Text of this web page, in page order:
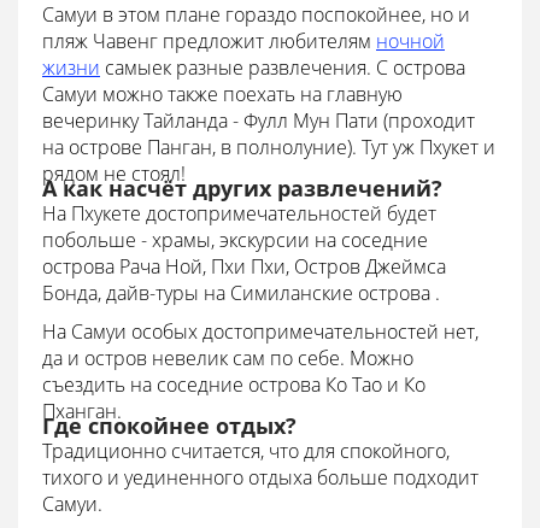
Самуи в этом плане гораздо поспокойнее, но и
пляж Чавенг предложит любителям ночной
жизни самыек разные развлечения. С острова
Самуи можно также поехать на главную
вечеринку Тайланда - Фулл Мун Пати (проходит
на острове Панган, в полнолуние). Тут уж Пхукет и
рядом не стоял!
А как насчёт других развлечений?
На Пхукете достопримечательностей будет
побольше - храмы, экскурсии на соседние
острова Рача Ной, Пхи Пхи, Остров Джеймса
Бонда, дайв-туры на Симиланские острова .
На Самуи особых достопримечательностей нет,
да и остров невелик сам по себе. Можно
съездить на соседние острова Ко Тао и Ко
Пханган.
Где спокойнее отдых?
Традиционно считается, что для спокойного,
тихого и уединенного отдыха больше подходит
Самуи.